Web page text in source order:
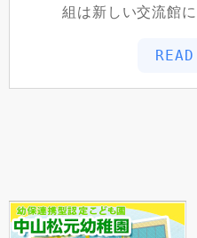
組は新しい交流館